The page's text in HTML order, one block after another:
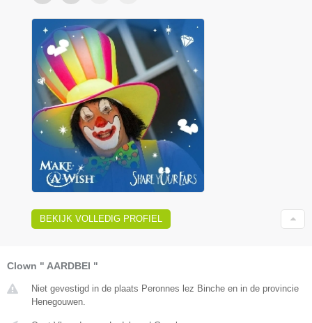
BEKIJK VOLLEDIG PROFIEL
Clown " AARDBEI "
Niet gevestigd in de plaats Peronnes lez Binche en in de provincie
Henegouwen.